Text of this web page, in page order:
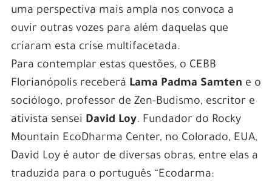
uma perspectiva mais ampla nos convoca a
ouvir outras vozes para além daquelas que
criaram esta crise multifacetada.
Para contemplar estas questões, o CEBB
Florianópolis receberá Lama Padma Samten e o
sociólogo, professor de Zen-Budismo, escritor e
ativista sensei David Loy. Fundador do Rocky
Mountain EcoDharma Center, no Colorado, EUA,
David Loy é autor de diversas obras, entre elas a
traduzida para o português “Ecodarma: